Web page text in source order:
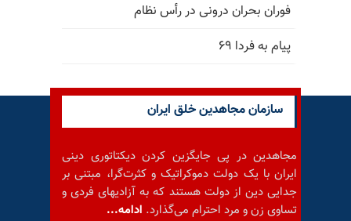
فوران بحران درونی در رأس نظام
پیام به فردا ۶۹
سازمان مجاهدین خلق ایران
مجاهدین در پی جایگزین کردن دیکتاتوری دینی
ایران با یک دولت دموکراتیک و کثرت‌گرا، مبتنی بر
جدایی دین از دولت هستند که به آزادیهای فردی و
تساوی زن و مرد احترام می‌گذارد. ادامه...